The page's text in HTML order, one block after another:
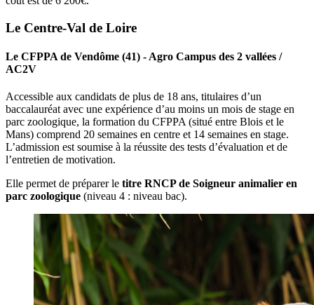
Le Centre-Val de Loire
Le CFPPA de Vendôme (41) - Agro Campus des 2 vallées /
AC2V
Accessible aux candidats de plus de 18 ans, titulaires d’un
baccalauréat avec une expérience d’au moins un mois de stage en
parc zoologique, la formation du CFPPA (situé entre Blois et le
Mans) comprend 20 semaines en centre et 14 semaines en stage.
L’admission est soumise à la réussite des tests d’évaluation et de
l’entretien de motivation.
Elle permet de préparer le titre RNCP de Soigneur animalier en
parc zoologique (niveau 4 : niveau bac).